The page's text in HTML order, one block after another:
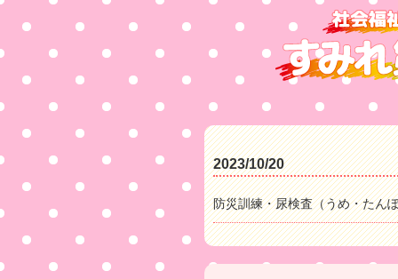
2023/10/20
防災訓練・尿検査（うめ・たん